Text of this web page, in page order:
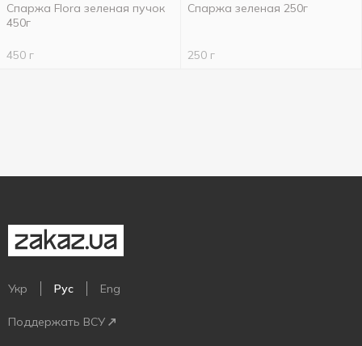
Спаржа Flora зеленая пучок
450г
450 г
Спаржа зеленая 250г
250 г
Укр Рус Eng
Поддержать ВСУ